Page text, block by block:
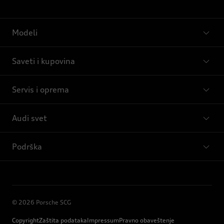
Modeli
Saveti i kupovina
Servis i oprema
Audi svet
Podrška
© 2026 Porsche SCG
CopyrightZaštita podatakaImpressumPravno obaveštenje